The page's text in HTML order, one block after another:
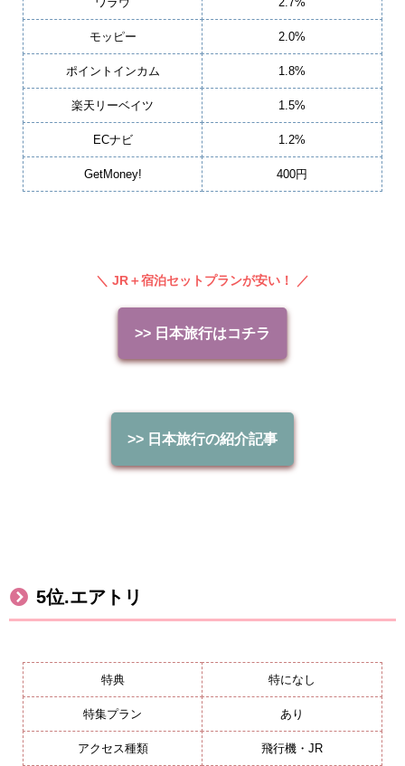
モッピー 2.0%
ポイントインカム 1.8%
楽天リーベイツ 1.5%
ECナビ 1.2%
GetMoney! 400円
＼ JR＋宿泊セットプランが安い！ ／
>> 日本旅行はコチラ
>> 日本旅行の紹介記事
5位.エアトリ
特典 特になし
特集プラン あり
アクセス種類 飛行機・JR